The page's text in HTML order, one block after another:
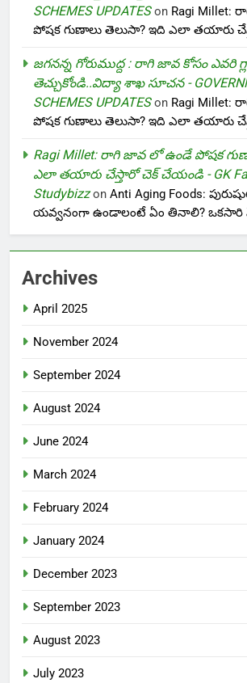
SCHEMES UPDATESon Ragi Millet:
పోషక గుణాలు తెలుసా? ఇది ఎలా తయారు
జగనన్న గోరుముద్ద : రాగి జావ కోసం ఎవరి
తెచ్చుకోండి..విద్యా శాఖ సూచన -
SCHEMES UPDATESon Ragi Millet:
పోషక గుణాలు తెలుసా? ఇది ఎలా తయారు
Ragi Millet: రాగి జావ లో ఉండే పోషక
ఎలా తయారు చేస్తారో చెక్ చేయండి - GK
Studybizzon Anti Aging Foods:
యవ్వనంగా ఉండాలంటే ఏం తినాలి? ఒకసారి
Archives
April 2025
November 2024
September 2024
August 2024
June 2024
March 2024
February 2024
January 2024
December 2023
September 2023
August 2023
July 2023